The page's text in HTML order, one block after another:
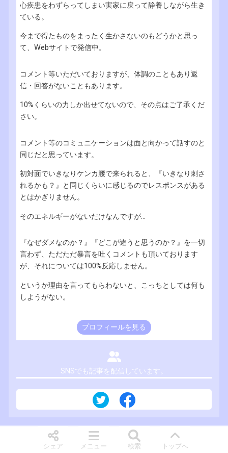
シェア メニュー 検索 トップへ
心疾患をわずらってしまい実家に戻って静養しながら生き
ている。
今まで得たものをまったく生かさないのもどうかと思っ
て、Webサイトで発信中。
コメント等いただいておりますが、体調のこともあり返
信・回答がないこともあります。
10%くらいの力しか出せてないので、その点はご了承くだ
さい。
コメント等のコミュニケーションは面と向かって話すのと
同じだと思っています。
初対面でいきなりケンカ腰で来られると、『いきなり刺さ
れるかも？』と同じくらいに感じるのでレスポンスがある
とはかぎりません。
そのエネルギーがないだけなんですが...
『なぜダメなのか？』『どこが違うと思うのか？』を一切
言わず、ただただ暴言を吐くコメントも頂いております
が、それについては100%反応しません。
というか理由を言ってもらわないと、こっちとしては何も
しようがない。
プロフィールを見る
SNSでも記事を配信しています。
プライバシーポリシー お問い合わせ サイトについて